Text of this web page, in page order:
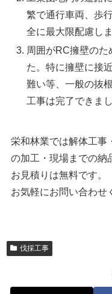
繁で通行車両、歩
全に最大限配慮しま
周囲がRC擁壁の
た。特に擁壁に接
難い等、一般の抜
工事は完了できまし
栄和林業では解体工事
の加工・現場までの納
お見積りは無料です。
お気軽にお問い合わせ
伐採工事